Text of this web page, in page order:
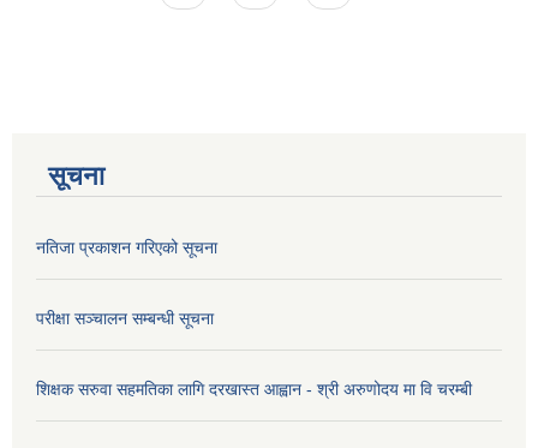
सूचना
नतिजा प्रकाशन गरिएको सूचना
परीक्षा सञ्चालन सम्बन्धी सूचना
शिक्षक सरुवा सहमतिका लागि दरखास्त आह्वान - श्री अरुणोदय मा वि चरम्बी